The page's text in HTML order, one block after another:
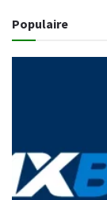
Populaire